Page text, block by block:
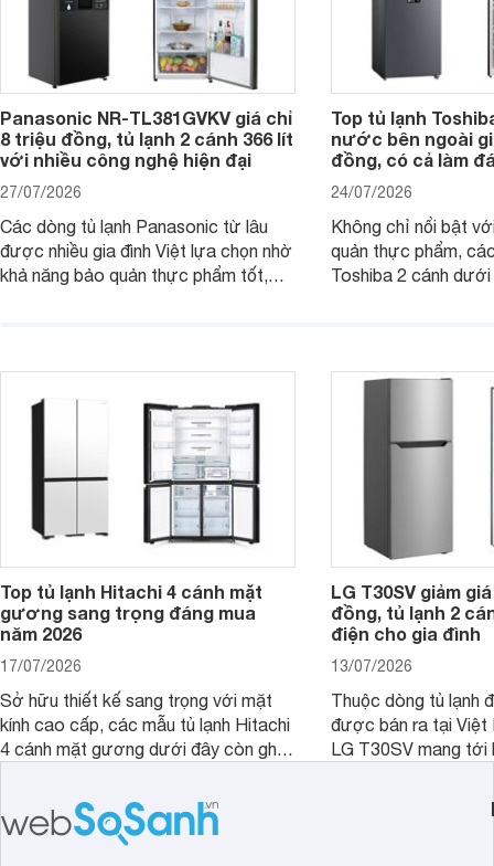
Panasonic NR-TL381GVKV giá chỉ
8 triệu đồng, tủ lạnh 2 cánh 366 lít
với nhiều công nghệ hiện đại
27/07/2026
Các dòng tủ lạnh Panasonic từ lâu
được nhiều gia đình Việt lựa chọn nhờ
khả năng bảo quản thực phẩm tốt,
phân khúc khiến không ít người dùng
phải cân nhắc. Trên thị trường hiện
Top tủ lạnh
nước bên ngoài
đồng, có cả làm
24/07/2026
Không chỉ nổi bật
quản thực phẩm,
Toshiba 2 cánh
Top tủ lạnh Hitachi 4 cánh mặt
gương sang trọng đáng mua
năm 2026
17/07/2026
Sở hữu thiết kế sang trọng với mặt
kính cao cấp, các mẫu tủ lạnh Hitachi
4 cánh mặt gương dưới đây còn ghi
công nghệ bảo quản hiện đại, đáp ứng
tốt nhu cầu lưu trữ thực phẩm của gia
LG T30SV giảm
đồng, tủ lạnh 2
điện cho gia đình
13/07/2026
Thuộc dòng tủ lạnh
được bán ra tại Việt
LG T30SV mang tới
mức giá bán dễ
nhiều khách hàng